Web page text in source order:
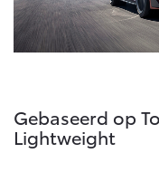
Gebaseerd op
Lightweight